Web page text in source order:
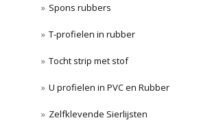
Spons rubbers
T-profielen in rubber
Tocht strip met stof
U profielen in PVC en Rubber
Zelfklevende Sierlijsten